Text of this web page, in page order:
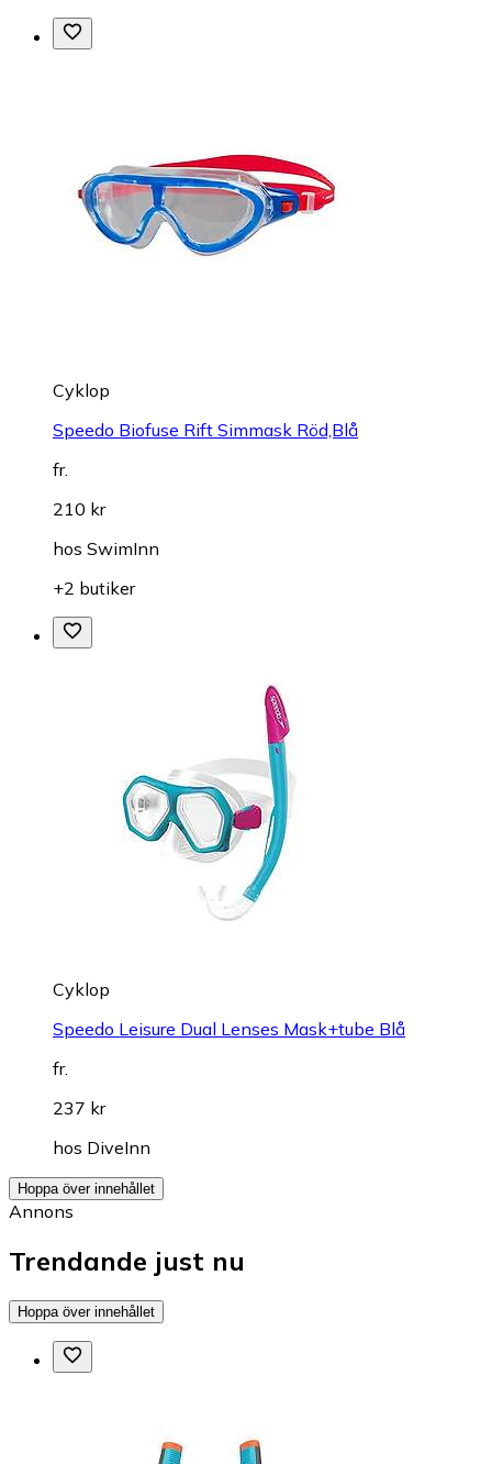
Cyklop
Speedo Biofuse Rift Simmask Röd,Blå
fr.
210 kr
hos SwimInn
+2 butiker
Cyklop
Speedo Leisure Dual Lenses Mask+tube Blå
fr.
237 kr
hos DiveInn
Hoppa över innehållet
Annons
Trendande just nu
Hoppa över innehållet